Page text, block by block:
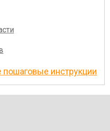
пошаговые инструкции